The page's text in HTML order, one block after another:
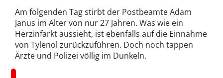
Am folgenden Tag stirbt der Postbeamte Adam
Janus im Alter von nur 27 Jahren. Was wie ein
Herzinfarkt aussieht, ist ebenfalls auf die Einnahme
von Tylenol zurückzuführen. Doch noch tappen
Ärzte und Polizei völlig im Dunkeln.